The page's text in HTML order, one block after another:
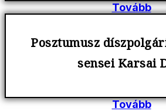
Tovább
Posztumusz
sensei Karsai
Tovább